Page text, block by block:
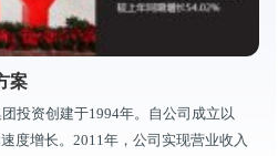
案
投资创建于1994年。自公司成立以
度增长。2011年，公司实现营业收入